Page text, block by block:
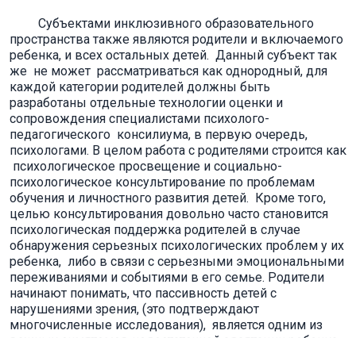
Субъектами инклюзивного образовательного
пространства также являются родители и включаемого
ребенка, и всех остальных детей. Данный субъект так
же не может рассматриваться как однородный, для
каждой категории родителей должны быть
разработаны отдельные технологии оценки и
сопровождения специалистами психолого-
педагогического консилиума, в первую очередь,
психологами. В целом работа с родителями строится как
психологическое просвещение и социально-
психологическое консультирование по проблемам
обучения и личностного развития детей. Кроме того,
целью консультирования довольно часто становится
психологическая поддержка родителей в случае
обнаружения серьезных психологических проблем у их
ребенка, либо в связи с серьезными эмоциональными
переживаниями и событиями в его семье. Родители
начинают понимать, что пассивность детей с
нарушениями зрения, (это подтверждают
многочисленные исследования), является одним из